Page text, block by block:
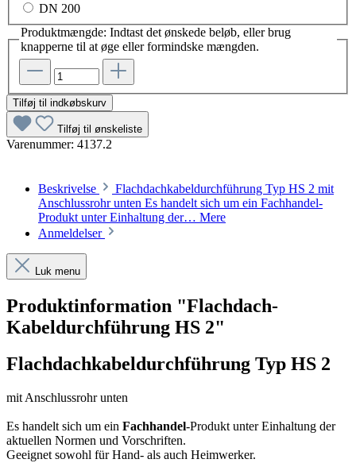
DN 200
Produktmængde: Indtast det ønskede beløb, eller brug
knapperne til at øge eller formindske mængden.
Tilføj til indkøbskurv
Tilføj til ønskeliste
Varenummer: 4137.2
Beskrivelse
Flachdachkabeldurchführung Typ HS 2 mit
Anschlussrohr unten Es handelt sich um ein Fachhandel-
Produkt unter Einhaltung der… Mere
Anmeldelser
Luk menu
Produktinformation "Flachdach-
Kabeldurchführung HS 2"
Flachdachkabeldurchführung Typ HS 2
mit Anschlussrohr unten
Es handelt sich um ein Fachhandel-Produkt unter Einhaltung der
aktuellen Normen und Vorschriften.
Geeignet sowohl für Hand- als auch Heimwerker.